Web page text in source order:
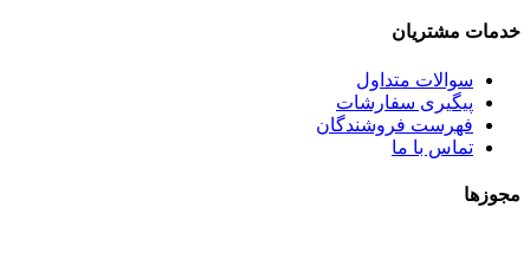
خدمات مشتریان
سوالات متداول
پیگیری سفارشات
فهرست فروشندگان
تماس با ما
مجوزها